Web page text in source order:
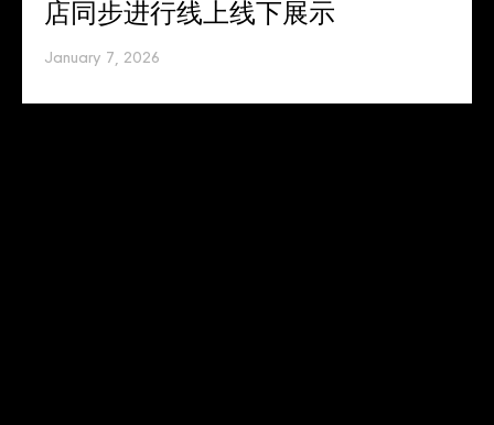
店同步进行线上线下展示
January 7, 2026